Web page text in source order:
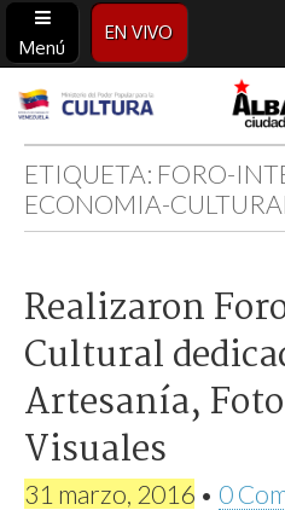
Menú
EN VIVO
Alba
Ciudad
96.3
FM
ETIQUETA: FORO-
ECONOMIA-CULTURAL
Realizaron
Cultural
Artesanía,
Visuales
31 marzo, 2016 • 0